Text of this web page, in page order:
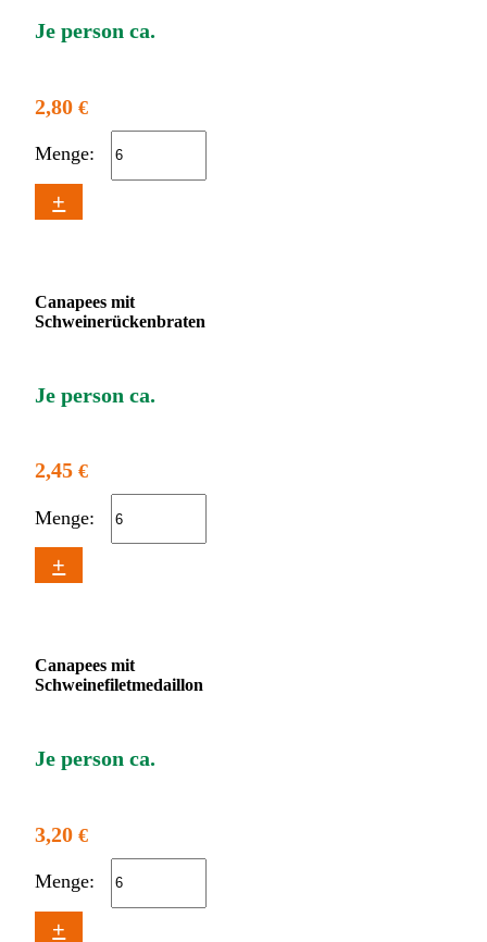
Je person ca.
2,80€
Menge:
+
Canapees mit
Schweinerückenbraten
Je person ca.
2,45€
Menge:
+
Canapees mit
Schweinefiletmedaillon
Je person ca.
3,20€
Menge:
+